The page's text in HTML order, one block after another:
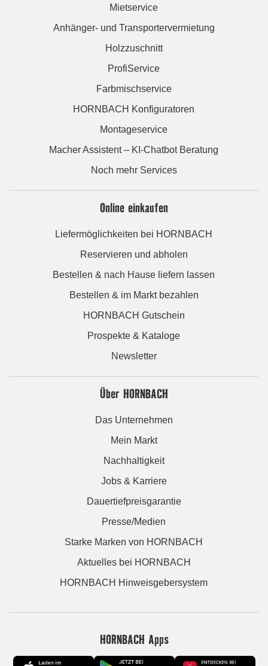
Mietservice
Anhänger- und Transportervermietung
Holzzuschnitt
ProfiService
Farbmischservice
HORNBACH Konfiguratoren
Montageservice
Macher Assistent – KI-Chatbot Beratung
Noch mehr Services
Online einkaufen
Liefermöglichkeiten bei HORNBACH
Reservieren und abholen
Bestellen & nach Hause liefern lassen
Bestellen & im Markt bezahlen
HORNBACH Gutschein
Prospekte & Kataloge
Newsletter
Über HORNBACH
Das Unternehmen
Mein Markt
Nachhaltigkeit
Jobs & Karriere
Dauertiefpreisgarantie
Presse/Medien
Starke Marken von HORNBACH
Aktuelles bei HORNBACH
HORNBACH Hinweisgebersystem
HORNBACH Apps